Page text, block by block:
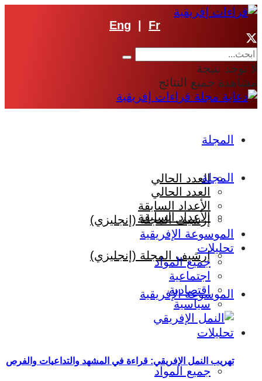
Eng Fr
لا توجد نتيجة
مشاهدة جميع النتائج
المجلة
العدد الحالي
الأعداد السابقة
إرشيف المجلة (إنجليزي)
الموسوعة الإفريقية
تحليلات
جميع المواد
المجلة
العدد الحالي
الأعداد السابقة
إرشيف المجلة (إنجليزي)
الموسوعة الإفريقية
تحليلات
جميع المواد
اجتماعية
اقتصادية
سياسية
تهريب النمل الإفريقي: قراءة في المشهد والتداعيات والفرص